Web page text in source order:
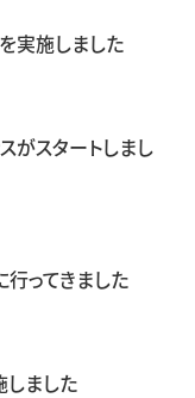
ス
座）
ジ
）
）
実施しました
がスタートしまし
ってきました
しました